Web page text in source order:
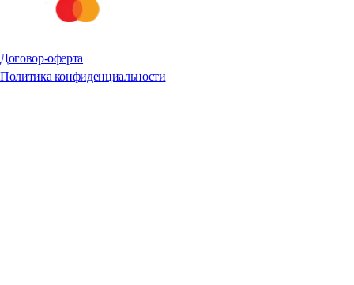
Договор-оферта
Политика конфиденциальности